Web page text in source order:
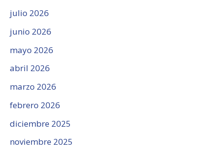
julio 2026
junio 2026
mayo 2026
abril 2026
marzo 2026
febrero 2026
diciembre 2025
noviembre 2025